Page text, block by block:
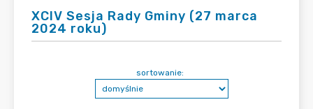
XCIV Sesja Rady Gminy (27 marca
2024 roku)
sortowanie: